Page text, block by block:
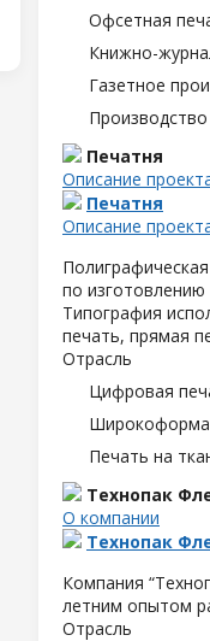
Офсетная
Книжно-
Газетное
Печатня
Описание
Печатня
Описание
по
Типография
печать, прямая
Отрасль
Цифровая
Печать на
Технопак
О компании
Технопак
Компания “
летним опытом
Отрасль